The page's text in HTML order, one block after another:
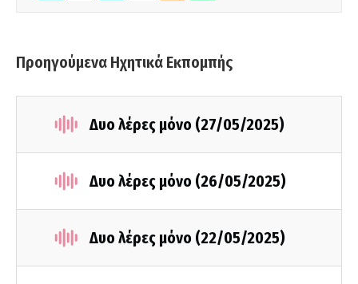
Προηγούμενα Ηχητικά Εκπομπής
Δυο λέρες μόνο (27/05/2025)
Δυο λέρες μόνο (26/05/2025)
Δυο λέρες μόνο (22/05/2025)